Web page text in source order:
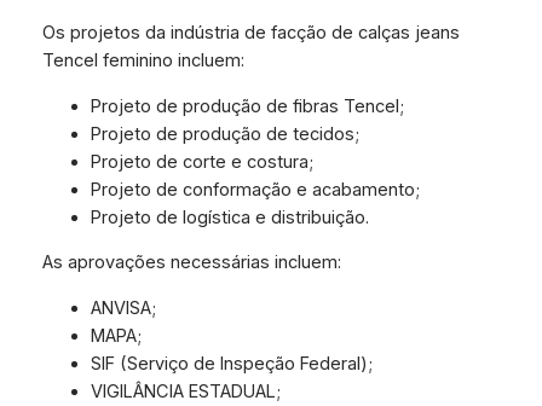
Os projetos da indústria de facção de calças jeans
Tencel feminino incluem:
Projeto de produção de fibras Tencel;
Projeto de produção de tecidos;
Projeto de corte e costura;
Projeto de conformação e acabamento;
Projeto de logística e distribuição.
As aprovações necessárias incluem:
ANVISA;
MAPA;
SIF (Serviço de Inspeção Federal);
VIGILÂNCIA ESTADUAL;